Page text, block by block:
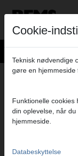
Produkter>
REMS
KN MED
Cookie-
Teknisk nødvendige
gøre en hjemmeside
Funktionelle
din oplevelse, når
hjemmeside.
Databeskyttelse